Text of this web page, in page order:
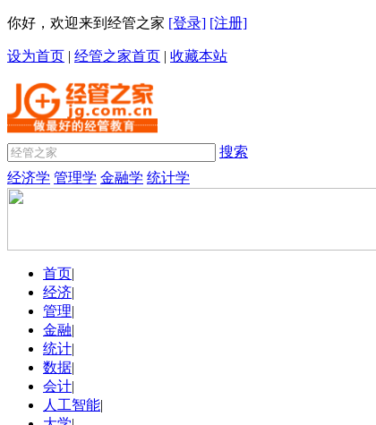
你好，欢迎来到经管之家 [登录] [注册]
设为首页 | 经管之家首页 | 收藏本站
搜索
经济学 管理学 金融学 统计学
首页|
经济|
管理|
金融|
统计|
数据|
会计|
人工智能|